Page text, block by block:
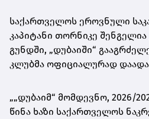
საქართველოს ეროვნული
კაპიტანი თორნიკე
გუნდში, „დუბაიში“
კლუბმა ოფიციალურად
„„დუბაიმ“ მომდევნო, 2026/
წინა ხაზი საქართველოს